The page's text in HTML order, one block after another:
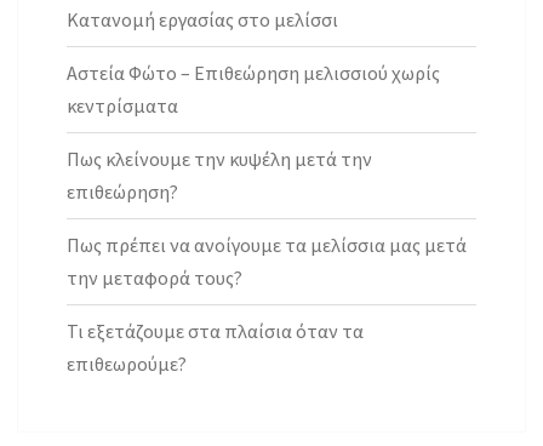
Κατανομή εργασίας στο μελίσσι
Αστεία Φώτο – Επιθεώρηση μελισσιού χωρίς
κεντρίσματα
Πως κλείνουμε την κυψέλη μετά την
επιθεώρηση?
Πως πρέπει να ανοίγουμε τα μελίσσια μας μετά
την μεταφορά τους?
Τι εξετάζουμε στα πλαίσια όταν τα
επιθεωρούμε?